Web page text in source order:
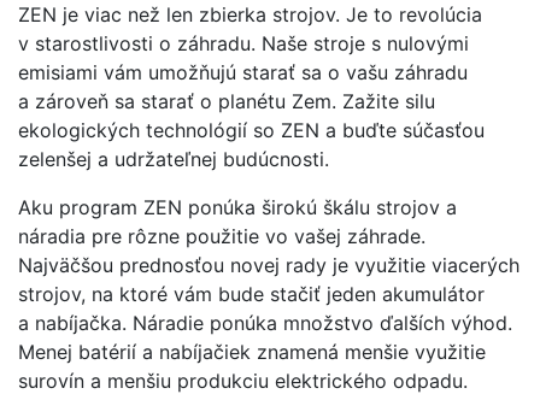
ZEN je viac než len zbierka strojov. Je to revolúcia
v starostlivosti o záhradu. Naše stroje s nulovými
emisiami vám umožňujú starať sa o vašu záhradu
a zároveň sa starať o planétu Zem. Zažite silu
ekologických technológií so ZEN a buďte súčasťou
zelenšej a udržateľnej budúcnosti.
Aku program ZEN ponúka širokú škálu strojov a
náradia pre rôzne použitie vo vašej záhrade.
Najväčšou prednosťou novej rady je využitie viacerých
strojov, na ktoré vám bude stačiť jeden akumulátor
a nabíjačka. Náradie ponúka množstvo ďalších výhod.
Menej batérií a nabíjačiek znamená menšie využitie
surovín a menšiu produkciu elektrického odpadu.